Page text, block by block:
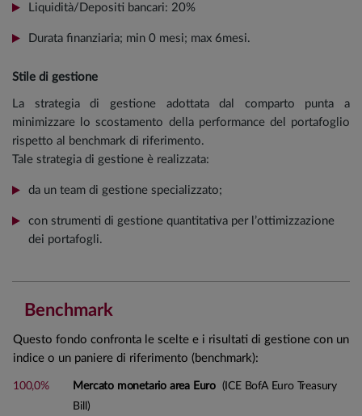
Liquidità/Depositi bancari: 20%
Durata finanziaria; min 0 mesi; max 6mesi.
Stile di gestione
La strategia di gestione adottata dal comparto punta a
minimizzare lo scostamento della performance del portafoglio
rispetto al benchmark di riferimento.
Tale strategia di gestione è realizzata:
da un team di gestione specializzato;
con strumenti di gestione quantitativa per l’ottimizzazione
dei portafogli.
Benchmark
Questo fondo confronta le scelte e i risultati di gestione con un
indice o un paniere di riferimento (benchmark):
100,0% Mercato monetario area Euro (ICE BofA Euro Treasury
Bill)